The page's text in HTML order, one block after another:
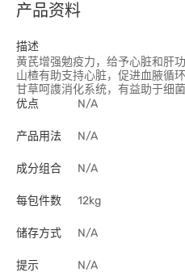
产品资料
描述
黄芪增强勉疫力，给予心脏和肝功
山楂有助支持心脏，促进血腋循环
甘草呵謢消化系统，有益助于细
优点
N/A
产品用法 N/A
成分组合 N/A
每包件数 12kg
储存方式 N/A
提示 N/A